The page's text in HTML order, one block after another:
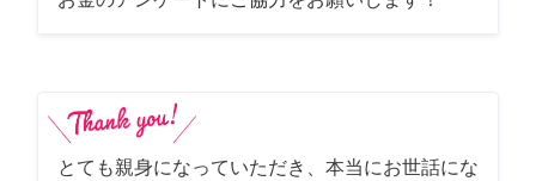
とても親身になっていただき、本当にお世話にな